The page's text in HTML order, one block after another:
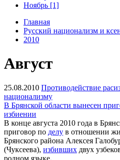
Ноябрь [1]
Главная
Русский национализм и
2010
Август
25.08.2010 Противодействие
национализму
В Брянской области вынесен
избиении
В конце августа 2010 года в
приговор по делу в отношении
Брянского района Алексея
(Чуксеева), избивших двух
родном языке.